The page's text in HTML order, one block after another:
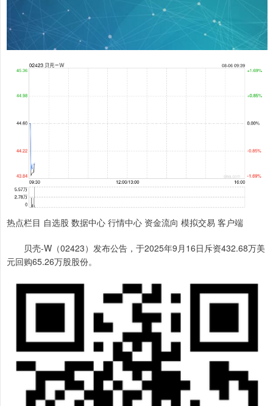
热点栏目 自选股 数据中心 行情中心 资金流向 模拟交易 客户端
贝壳-W（02423）发布公告，于2025年9月16日斥资432.68万美
元回购65.26万股股份。